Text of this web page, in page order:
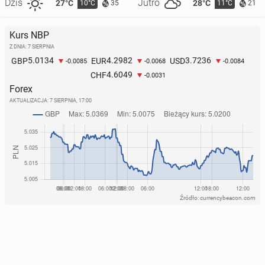
Dziś 27°C 10°C 35 Jutro 28°C 11°C 21
Kurs NBP
Z DNIA: 7 SIERPNIA
GBP5.0134 -0.0085 EUR4.2982 -0.0068 USD3.7236 -0.0084
CHF4.6049 -0.0031
Forex
AKTUALIZACJA: 7 SIERPNIA, 17:00
Źródło: currencybeacon.com